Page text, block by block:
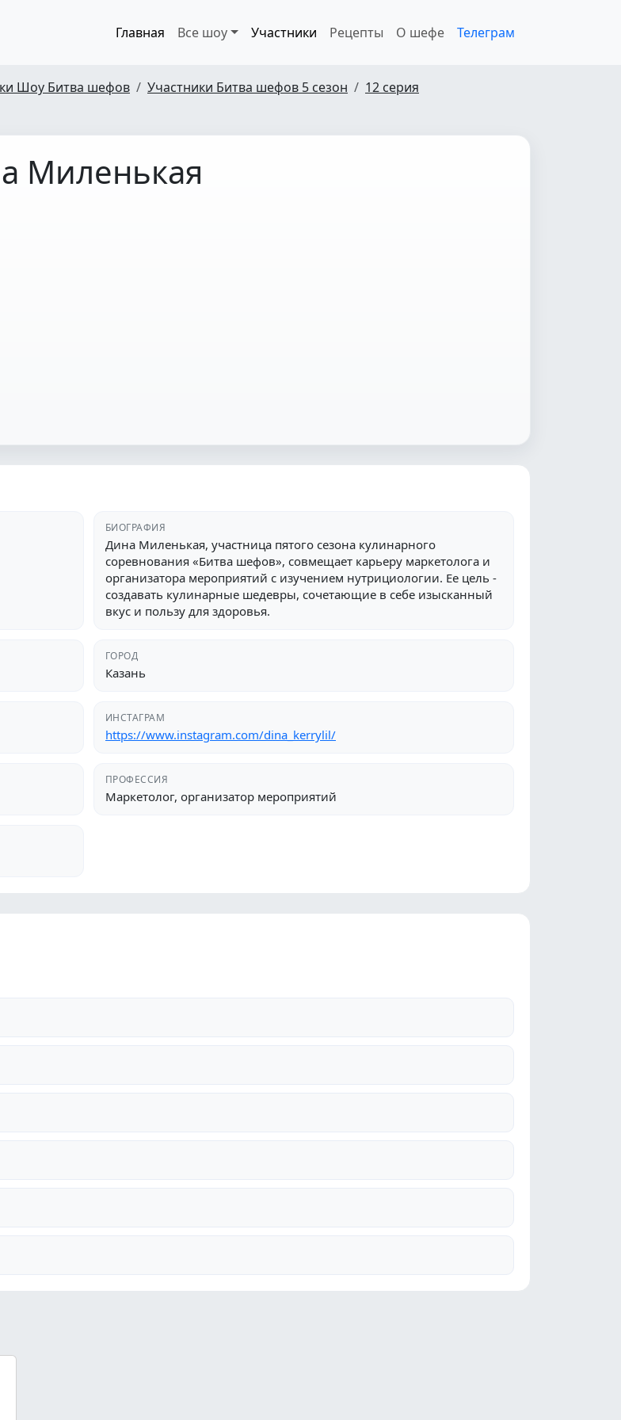
Главная Все шоу Участники Рецепты О шефе Телеграм
Шоу Битва шефов Участники Битва шефов 5 сезон
12 серия
Миленькая
БИОГРАФИЯ
Дина Миленькая, участница пятого сезона кулинарного
соревнования «Битва шефов», совмещает карьеру маркетолога и
организатора мероприятий с изучением нутрициологии. Ее цель -
создавать кулинарные шедевры, сочетающие в себе изысканный
вкус и пользу для здоровья.
ГОРОД
Казань
ИНСТАГРАМ
https://www.instagram.com/dina_kerrylil/
ПРОФЕССИЯ
Маркетолог, организатор мероприятий